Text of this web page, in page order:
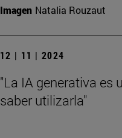
Imagen Natalia Rouzaut
12 | 11 | 2024
"La IA generativa es
saber utilizarla"